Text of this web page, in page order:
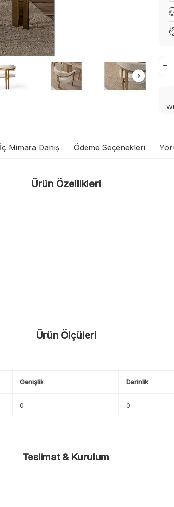
İç Mimara Danış Ödeme Seçenekleri
Ürün Özellikleri
Ürün Ölçüleri
Genişlik Derinlik
0 0
Teslimat & Kurulum